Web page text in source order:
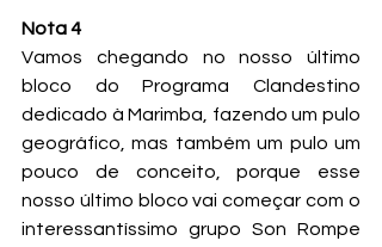
Nota 4
Vamos chegando no nosso último
bloco do Programa Clandestino
dedicado à Marimba, fazendo um pulo
geográfico, mas também um pulo um
pouco de conceito, porque esse
nosso último bloco vai começar com o
interessantíssimo grupo Son Rompe